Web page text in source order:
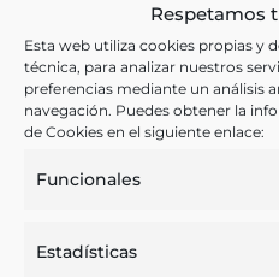
Respetamos
Esta web utiliza cookies propias y
técnica, para analizar nuestros
preferencias mediante un análisis
navegación. Puedes obtener la
de Cookies en el siguiente enlace:
Funcionales
Estadísticas